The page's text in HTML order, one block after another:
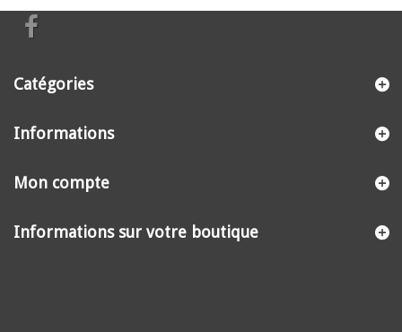
Catégories
Informations
Mon compte
Informations sur votre boutique